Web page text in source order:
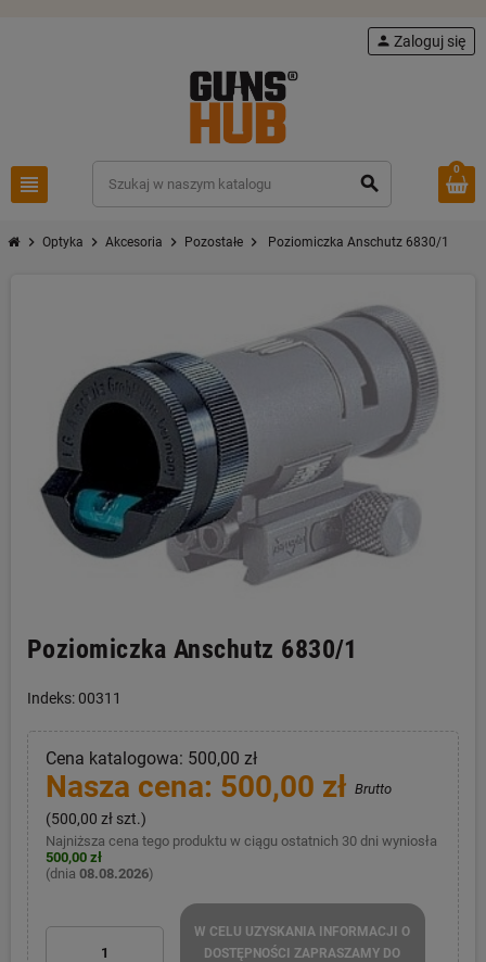
view_headline search
person Zaloguj się
0
chevron_right Optyka chevron_right Akcesoria chevron_right Pozostałe chevron_right Poziomiczka Anschutz 6830/1
Poziomiczka Anschutz 6830/1
Indeks: 00311
Cena katalogowa: 500,00 zł
Nasza cena: 500,00 zł Brutto
(500,00 zł szt.)
Najniższa cena tego produktu w ciągu ostatnich 30 dni wyniosła
500,00 zł
(dnia 08.08.2026)
W CELU UZYSKANIA INFORMACJI O
DOSTĘPNOŚCI ZAPRASZAMY DO